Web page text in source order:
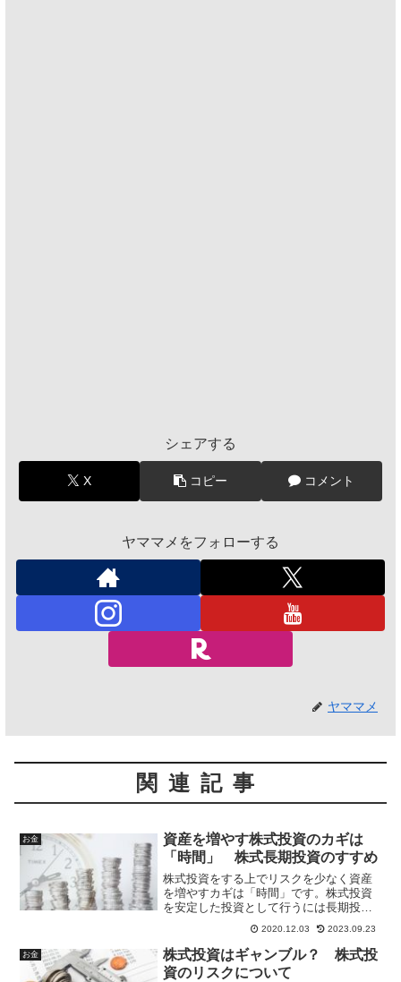
シェアする
X コピー コメント
ヤママメをフォローする
ヤママメ
関連記事
お金
資産を増やす株式投資のカギは
「時間」 株式長期投資のすすめ
株式投資をする上でリスクを少なく資産
を増やすカギは「時間」です。株式投資
を安定した投資として行うには長期投資
が非常に有効です。投資期間による収益
率の変動幅により長期投資の有用性と安
定した投資先であることを示していま
す。
2020.12.03 2023.09.23
お金
株式投資はギャンブル？ 株式投
資のリスクについて